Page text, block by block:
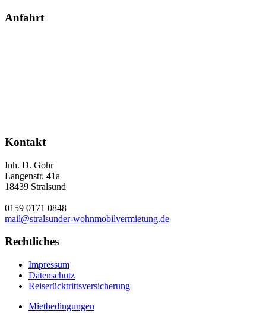
Anfahrt
Kontakt
Inh. D. Gohr
Langenstr. 41a
18439 Stralsund
0159 0171 0848
mail@stralsunder-wohnmobilvermietung.de
Rechtliches
Impressum
Datenschutz
Reiserücktrittsversicherung
Mietbedingungen